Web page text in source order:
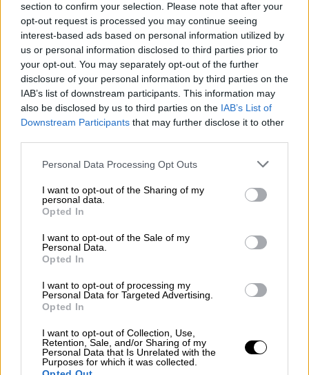
section to confirm your selection. Please note that after your
opt-out request is processed you may continue seeing
interest-based ads based on personal information utilized by
us or personal information disclosed to third parties prior to
your opt-out. You may separately opt-out of the further
disclosure of your personal information by third parties on the
IAB’s list of downstream participants. This information may
also be disclosed by us to third parties on the IAB’s List of
Downstream Participants that may further disclose it to other
Please note that this website/app uses one or more Google
not limited to your visit or usage behaviour. You may click to
grant or deny consent to Google and its third-party tags to
use your data for below specified purposes in below Google
consent section.
Personal Data Processing Opt Outs
I want to opt-out of the Sharing of my
personal data.
Opted In
I want to opt-out of the Sale of my
Personal Data.
Opted In
I want to opt-out of processing my
Personal Data for Targeted Advertising.
Opted In
I want to opt-out of Collection, Use,
Retention, Sale, and/or Sharing of my
Personal Data that Is Unrelated with the
Purposes for which it was collected.
Θερμοκρασία: Από 08 έως 20 βαθμούς
Κελσίου. Στο εσωτερικό της Ηπείρου 5 με 6
βαθμούς χαμηλότερη.
ΘΕΣΣΑΛΙΑ, ΑΝΑΤΟΛΙΚΗ ΣΤΕΡΕΑ,
ΑΝΑΤΟΛΙΚΗ ΠΕΛΟΠΟΝΝΗΣΟΣ
κυρίως στη δυτική Θεσσαλία, την κεντρική
Στερεά και τη νότια Πελοπόννησο.
Ανεμοι: Νότιοι νοτιοδυτικοί 5 με 7 και στα
νότια βαθμιαία τοπικά 8 μποφόρ.
Θερμοκρασία: Από 07 έως 20 βαθμούς
Κελσίου.
ΚΥΚΛΑΔΕΣ, ΚΡΗΤΗ